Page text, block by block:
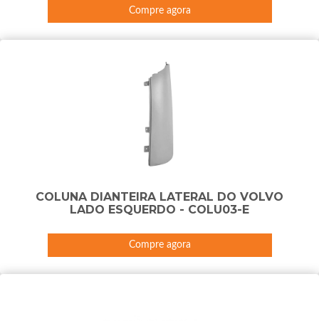
Compre agora
COLUNA DIANTEIRA LATERAL DO VOLVO
LADO ESQUERDO - COLU03-E
Compre agora